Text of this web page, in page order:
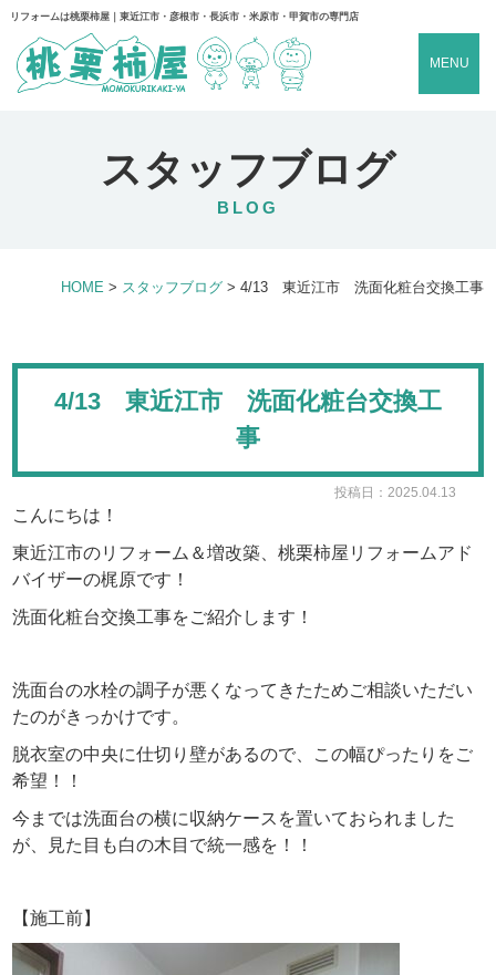
リフォームは桃栗柿屋｜東近江市・彦根市・長浜市・米原市・甲賀市の専門店
MENU
スタッフブログ
BLOG
HOME > スタッフブログ> 4/13 東近江市 洗面化粧台交換工事
4/13 東近江市 洗面化粧台交換工
事
投稿日：2025.04.13
こんにちは！
東近江市のリフォーム＆増改築、桃栗柿屋リフォームアド
バイザーの梶原です！
洗面化粧台交換工事をご紹介します！
洗面台の水栓の調子が悪くなってきたためご相談いただい
たのがきっかけです。
脱衣室の中央に仕切り壁があるので、この幅ぴったりをご
希望！！
今までは洗面台の横に収納ケースを置いておられました
が、見た目も白の木目で統一感を！！
【施工前】